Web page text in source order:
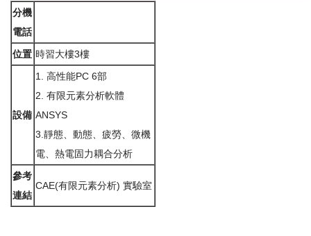
分機
電話
位置 時習大樓3樓
設備
1. 高性能PC 6部
2. 有限元素分析軟體
ANSYS
3.靜態、動態、疲勞、微機
電、熱電固力耦合分析
參考
連結
CAE(有限元素分析) 實驗室